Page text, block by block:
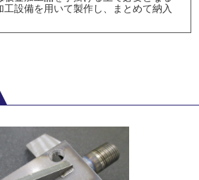
設備を用いて製作し、まとめて納入